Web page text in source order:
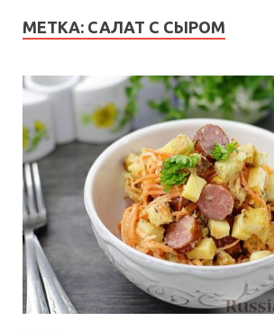
МЕТКА: САЛАТ С СЫРОМ